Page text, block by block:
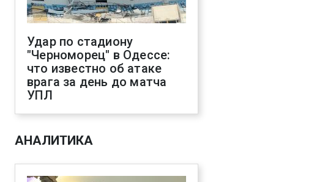
Удар по стадиону
"Черноморец" в Одессе:
что известно об атаке
врага за день до матча
УПЛ
АНАЛИТИКА